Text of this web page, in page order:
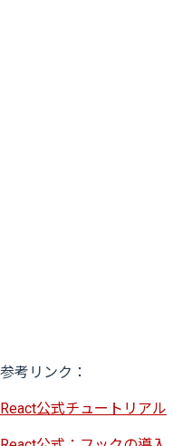
参考リンク：
React公式チュートリアル